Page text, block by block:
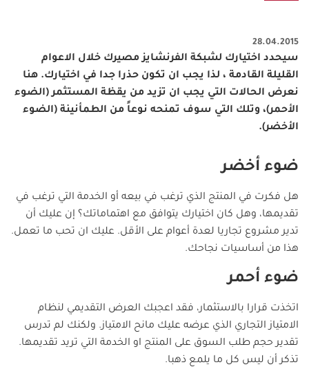
28.04.2015
سيحدد اختيارك لشبكة الفرنشايز مصيرك خلال الاعوام
القليلة القادمة ، لذا يجب ان تكون حذرا جدا في اختيارك. هنا
نعرض الحالات التي يجب ان تزيد من يقظة المستثمر (الضوء
الأحمر)، وتلك التي سوف تمنحه نوعاً من الطمأنينة (الضوء
الأخضر).
ضوء أخضر
هل فكرت في المنتج الذي ترغب في بيعه أو الخدمة التي ترغب في
تقديمها، وهل كان اختيارك يتوافق مع اهتماماتك؟ إن عليك أن
تدير مشروع تجاريا لعدة أعوام على الأقل. عليك ان تحب ما تعمل.
هذا من أساسيات نجاحك.
ضوء أحمر
اتخذت قرارا بالاستثمار، فقد اعجبك العرض التقديمي لنظام
الامتياز التجاري الذي عرضه عليك مانح الامتياز. ولكنك لم تدرس
تقدير حجم طلب السوق على المنتج او الخدمة التي تريد تقديمها.
تذكر أن ليس كل ما يلمع ذهبا.